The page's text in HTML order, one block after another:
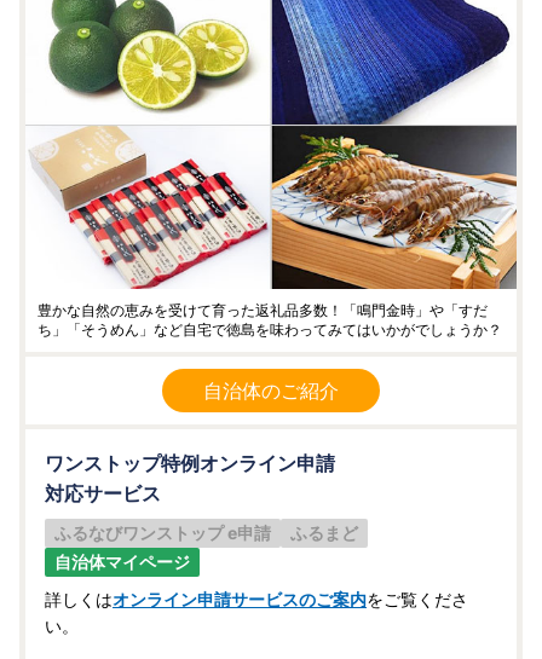
豊かな自然の恵みを受けて育った返礼品多数！「鳴門金時」や「すだ
ち」「そうめん」など自宅で徳島を味わってみてはいかがでしょうか？
自治体のご紹介
ワンストップ特例オンライン申請
対応サービス
ふるなびワンストップ e申請
ふるまど
自治体マイページ
詳しくはオンライン申請サービスのご案内をご覧くださ
い。